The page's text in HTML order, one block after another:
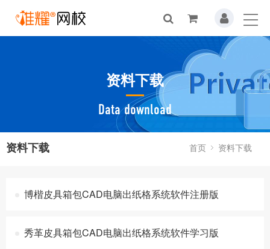
资料下载
Data download
资料下载 首页 资料下载
博楷皮具箱包CAD电脑出纸格系统软件注册版
秀革皮具箱包CAD电脑出纸格系统软件学习版